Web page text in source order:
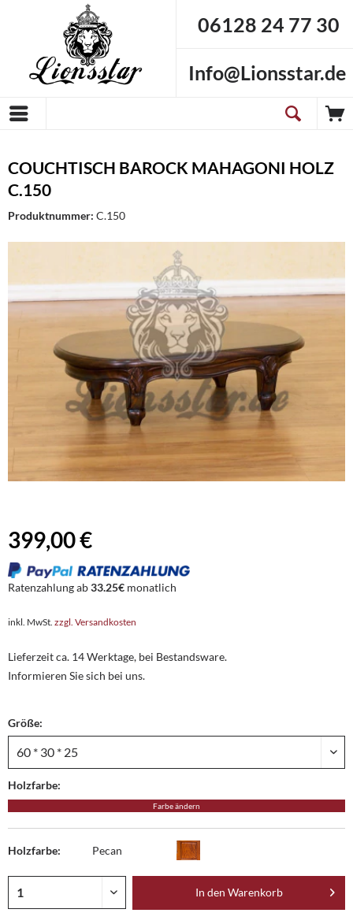
06128 24 77 30
Info@Lionsstar.de
COUCHTISCH BAROCK MAHAGONI HOLZ
C.150
Produktnummer: C.150
399,00 €
Ratenzahlung ab33.25€ monatlich
inkl. MwSt. zzgl. Versandkosten
Lieferzeit ca. 14 Werktage, bei Bestandsware.
Informieren Sie sich bei uns.
Größe:
Holzfarbe:
Farbe ändern
Holzfarbe: Pecan
In den Warenkorb